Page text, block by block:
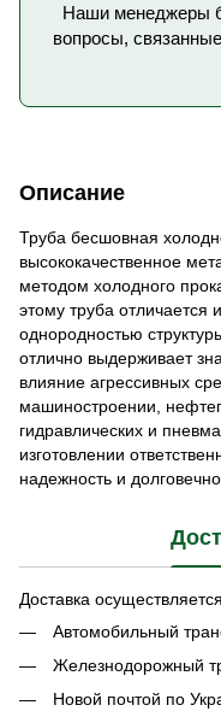
Наши менеджеры
вопросы,
Описание
Труба бесшовная
высококачественное
методом холодного
этому труба отличается
однородностью
отлично выдерживает
влияние агрессивных
машиностроении,
гидравлических и
изготовлении
надежность и
Доставка
Автомобильный
Железнодорожный
Новой почтой по